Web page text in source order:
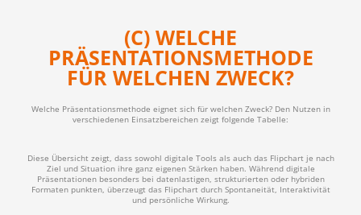
(C) WELCHE
PRÄSENTATIONSMETHODE
FÜR WELCHEN ZWECK?
Welche Präsentationsmethode eignet sich für welchen Zweck? Den Nutzen in
verschiedenen Einsatzbereichen zeigt folgende Tabelle:
Diese Übersicht zeigt, dass sowohl digitale Tools als auch das Flipchart je nach
Ziel und Situation ihre ganz eigenen Stärken haben. Während digitale
Präsentationen besonders bei datenlastigen, strukturierten oder hybriden
Formaten punkten, überzeugt das Flipchart durch Spontaneität, Interaktivität
und persönliche Wirkung.